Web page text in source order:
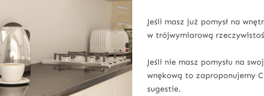
Jeśli masz już pomysł na
w trójwymiarową
Jeśli nie masz pomysłu na
wnękową to zaproponujemy
sugestie.